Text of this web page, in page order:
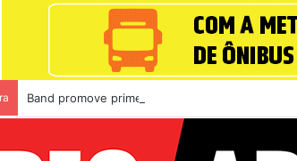
Band promove primeiro debate entre candidatos